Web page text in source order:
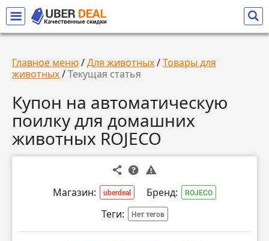
Главное меню/Для животных/Товары для
животных/Текущая статья
Купон на автоматическую
поилку для домашних
животных ROJECO
Магазин: uberdeal Бренд: ROJECO
Теги: Нет тегов